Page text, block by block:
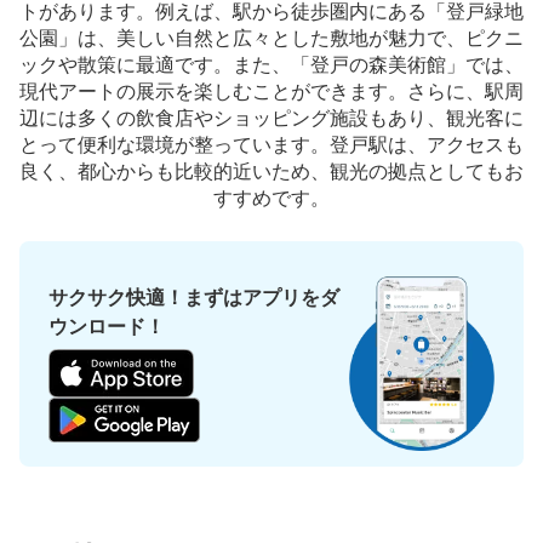
小田急登戸駅駅から徒歩2分
本日の営業時間: 00:00 〜 00:00
小田急の駐輪場奥にあるコインロッカーです。北口改札脇
の階段を降りると案内板があります。駐輪場を利用しなく
とも使用可能です。駅周辺のロッカーとしては価格が非常
に安いです。
保管できる荷物数
中:3/ ¥100小:20/ ¥100
トがあります。例えば、駅から徒歩圏内にある「登戸緑地
公園」は、美しい自然と広々とした敷地が魅力で、ピクニ
ックや散策に最適です。また、「登戸の森美術館」では、
現代アートの展示を楽しむことができます。さらに、駅周
辺には多くの飲食店やショッピング施設もあり、観光客に
とって便利な環境が整っています。登戸駅は、アクセスも
良く、都心からも比較的近いため、観光の拠点としてもお
すすめです。
サクサク快適！まずはアプリをダ
ウンロード！